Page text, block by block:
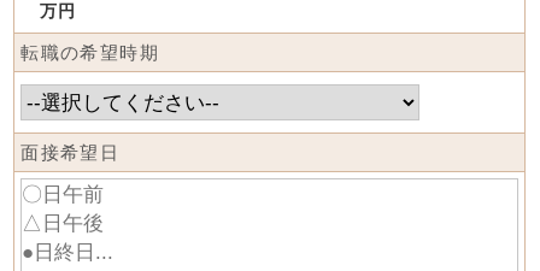
万円
転職の希望時期
面接希望日